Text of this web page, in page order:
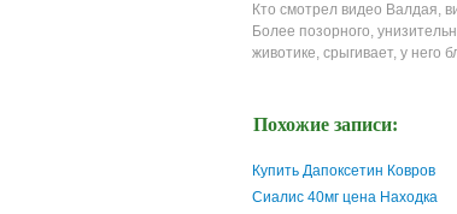
Кто смотрел видео Валдая,
Более позорного,
животике, срыгивает, у него
Похожие записи:
Купить Дапоксетин Ковров
Сиалис 40мг цена Находка